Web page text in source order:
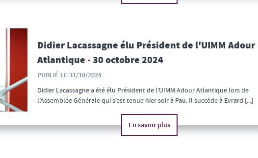
Didier Lacassagne élu Président de l'UIMM Adour
Atlantique - 30 octobre 2024
PUBLIÉ LE 31/10/2024
Didier Lacassagne a été élu Président de l’UIMM Adour Atlantique lors de
l’Assemblée Générale qui s’est tenue hier soir à Pau. Il succède à Evrard [...]
En savoir plus